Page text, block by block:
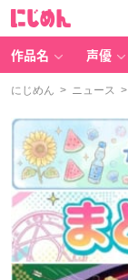
作品名 声優
にじめん > ニュース >